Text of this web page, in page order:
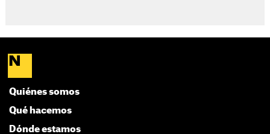
Quiénes somos
Qué hacemos
Dónde estamos